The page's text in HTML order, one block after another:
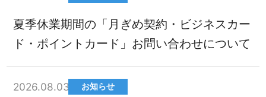
夏季休業期間の「月ぎめ契約・ビジネスカー
ド・ポイントカード」お問い合わせについて
2026.08.03 お知らせ